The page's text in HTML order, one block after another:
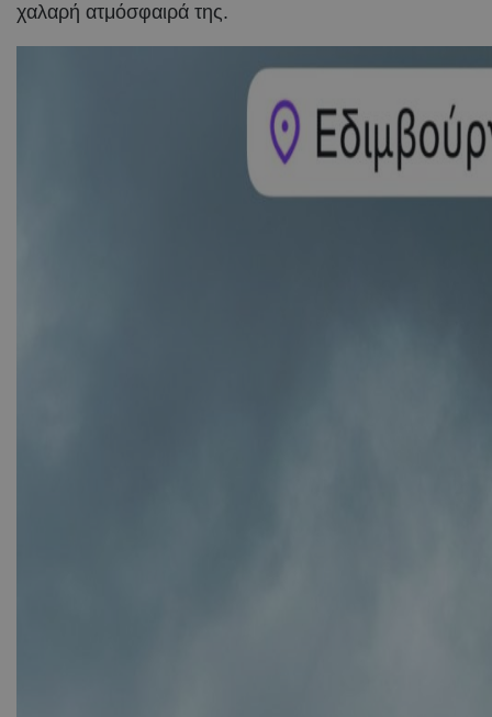
χαλαρή ατμόσφαιρά της.